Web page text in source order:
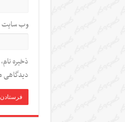
وب‌ سایت
ذخیره
دیدگاهی